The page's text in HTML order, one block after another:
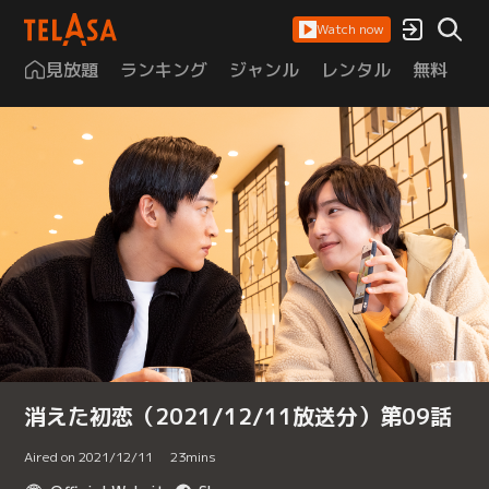
Watch now
見放題 ランキング ジャンル レンタル 無料
消えた初恋（2021/12/11放送分）第09話
Aired on 2021/12/11 23mins